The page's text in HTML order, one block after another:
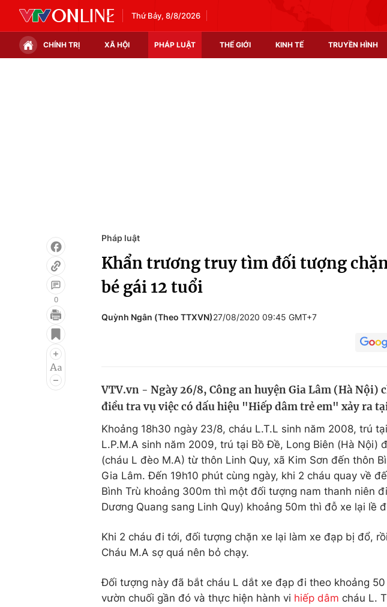
Thứ Bảy, 8/8/2026
CHÍNH TRỊ XÃ HỘI PHÁP LUẬT THẾ GIỚI KINH TẾ TRUYỀN HÌNH
Điện ảnh
Âm nhạc
Chất lượng cuộc sống
Tuyển sinh
0
Pháp luật
Khẩn trương truy tìm đối tượng
bé gái 12 tuổi
Quỳnh Ngân (Theo TTXVN)27/08/2020 09:45 GMT+7
VTV.vn - Ngày 26/8, Công an huyện Gia Lâm (Hà Nội)
điều tra vụ việc có dấu hiệu "Hiếp dâm trẻ em" xảy ra
Khoảng 18h30 ngày 23/8, cháu L.T.L sinh năm 2008, trú
L.P.M.A sinh năm 2009, trú tại Bồ Đề, Long Biên (Hà Nội)
(cháu L đèo M.A) từ thôn Linh Quy, xã Kim Sơn đến thôn
Gia Lâm. Đến 19h10 phút cùng ngày, khi 2 cháu quay về
Bình Trù khoảng 300m thì một đối tượng nam thanh niên
Dương Quang sang Linh Quy) khoảng 50m thì đỗ xe lại lề
Khi 2 cháu đi tới, đối tượng chặn xe lại làm xe đạp bị đổ,
Cháu M.A sợ quá nên bỏ chạy.
Đối tượng này đã bắt cháu L dắt xe đạp đi theo khoảng
vườn chuối gần đó và thực hiện hành vi hiếp dâm cháu L.